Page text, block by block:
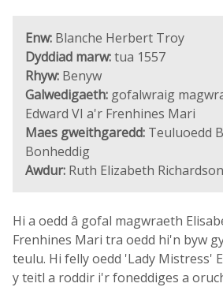
Enw: Blanche Herbert Troy
Dyddiad marw:tua 1557
Rhyw: Benyw
Galwedigaeth: gofalwraig
Edward VI a'r Frenhines Mari
Maes gweithgaredd: Teuluoedd
Bonheddig
Awdur: Ruth Elizabeth Richardson
Hi a oedd â gofal magwraeth
Frenhines Mari tra oedd hi'n byw
teulu. Hi felly oedd 'Lady Mistress'
y teitl a roddir i'r foneddiges a